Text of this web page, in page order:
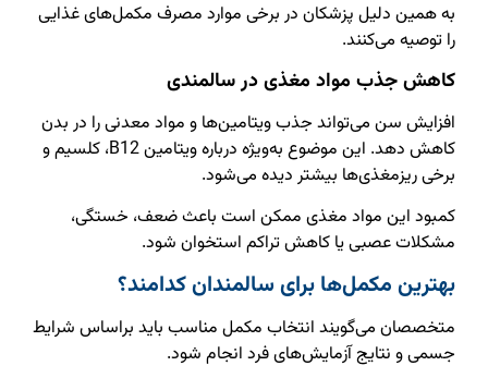
به همین دلیل پزشکان در برخی موارد مصرف مکمل‌های غذایی
را توصیه می‌کنند.
کاهش جذب مواد مغذی در سالمندی
افزایش سن می‌تواند جذب ویتامین‌ها و مواد معدنی را در بدن
کاهش دهد. این موضوع به‌ویژه درباره ویتامین B12، کلسیم و
برخی ریزمغذی‌ها بیشتر دیده می‌شود.
کمبود این مواد مغذی ممکن است باعث ضعف، خستگی،
مشکلات عصبی یا کاهش تراکم استخوان شود.
بهترین مکمل‌ها برای سالمندان کدامند؟
متخصصان می‌گویند انتخاب مکمل مناسب باید براساس شرایط
جسمی و نتایج آزمایش‌های فرد انجام شود.